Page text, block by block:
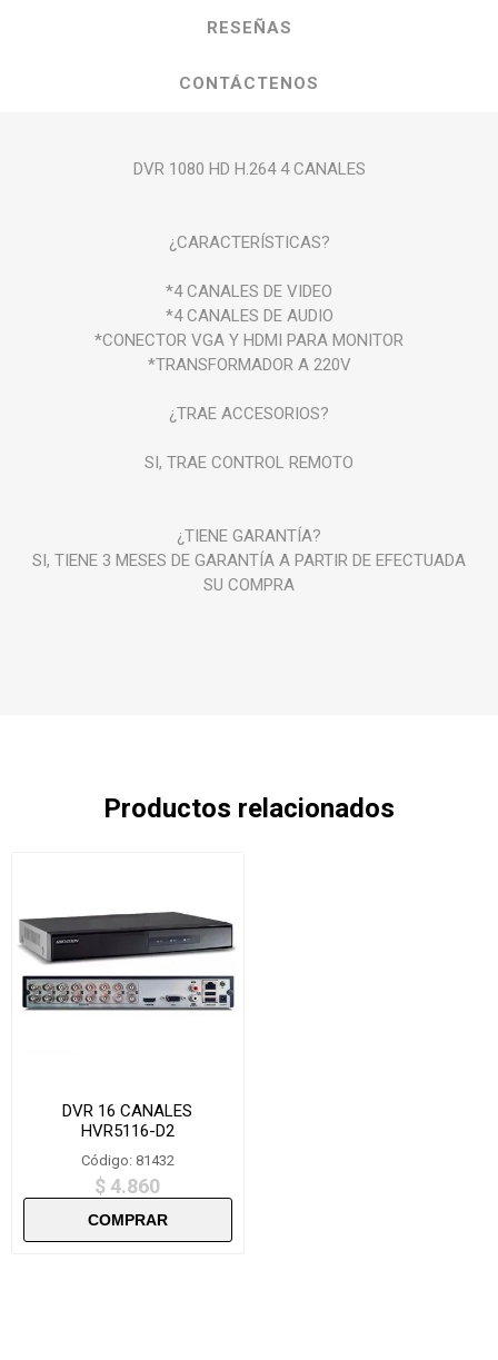
RESEÑAS
CONTÁCTENOS
DVR 1080 HD H.264 4 CANALES
¿CARACTERÍSTICAS?
*4 CANALES DE VIDEO
*4 CANALES DE AUDIO
*CONECTOR VGA Y HDMI PARA MONITOR
*TRANSFORMADOR A 220V
¿TRAE ACCESORIOS?
SI, TRAE CONTROL REMOTO
¿TIENE GARANTÍA?
SI, TIENE 3 MESES DE GARANTÍA A PARTIR DE EFECTUADA
SU COMPRA
Productos relacionados
DVR 16 CANALES
HVR5116-D2
Código: 81432
$ 4.860